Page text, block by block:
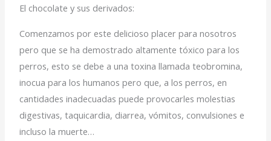
El chocolate y sus derivados:
Comenzamos por este delicioso placer para nosotros
pero que se ha demostrado altamente tóxico para los
perros, esto se debe a una toxina llamada teobromina,
inocua para los humanos pero que, a los perros, en
cantidades inadecuadas puede provocarles molestias
digestivas, taquicardia, diarrea, vómitos, convulsiones e
incluso la muerte…